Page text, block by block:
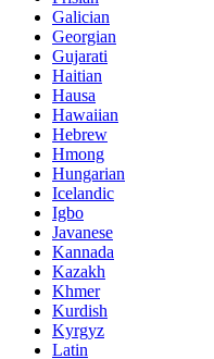
Galician
Georgian
Gujarati
Haitian
Hausa
Hawaiian
Hebrew
Hmong
Hungarian
Icelandic
Igbo
Javanese
Kannada
Kazakh
Khmer
Kurdish
Kyrgyz
Latin